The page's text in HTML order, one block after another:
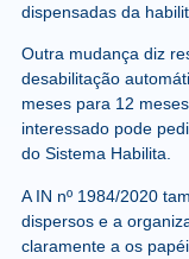
dispensadas da
Outra mudança diz
desabilitação
meses para 12
interessado pode
do Sistema Habilita.
A IN nº 1984/2020
dispersos e a
claramente a os